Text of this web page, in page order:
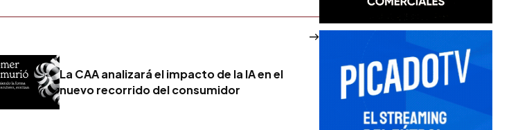
La CAA analizará el impacto de la IA en el
nuevo recorrido del consumidor